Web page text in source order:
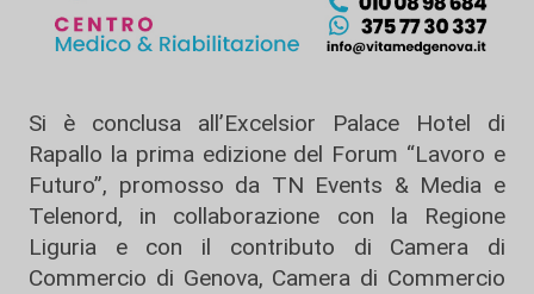
Si è conclusa all’Excelsior Palace Hotel di
Rapallo la prima edizione del Forum “Lavoro e
Futuro”, promosso da TN Events & Media e
Telenord, in collaborazione con la Regione
Liguria e con il contributo di Camera di
Commercio di Genova, Camera di Commercio